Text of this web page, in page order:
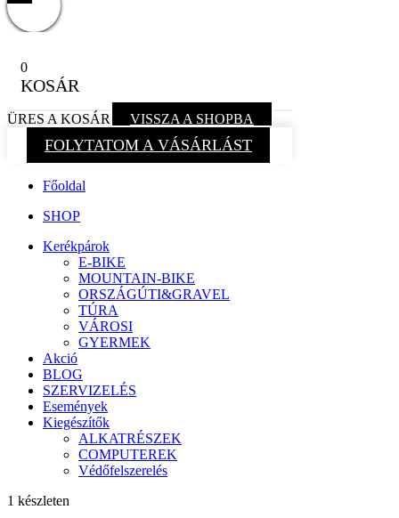
0
KOSÁR
ÜRES A KOSÁR VISSZA A SHOPBA
FOLYTATOM A VÁSÁRLÁST
Főoldal
SHOP
Kerékpárok
E-BIKE
MOUNTAIN-BIKE
ORSZÁGÚTI&GRAVEL
TÚRA
VÁROSI
GYERMEK
Akció
BLOG
SZERVIZELÉS
Események
Kiegészítők
ALKATRÉSZEK
COMPUTEREK
Védőfelszerelés
1 készleten